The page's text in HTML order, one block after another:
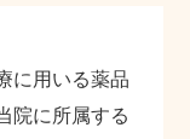
に用いる薬品
院に所属する